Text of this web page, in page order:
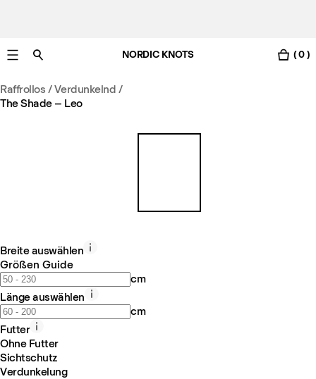
Gratis Lieferung nach Deutschland in 3-6 Werktagen
NORDIC KNOTS ( 0 )
Raffrollos / Verdunkelnd /
The Shade – Leo
Breite auswählen
Größen Guide
cm
Länge auswählen
cm
Futter
Ohne Futter
Sichtschutz
Verdunkelung